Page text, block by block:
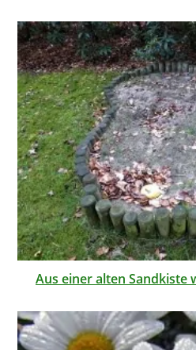
Aus einer alten Sandkiste